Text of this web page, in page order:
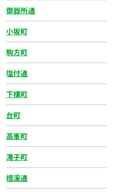
御器所通
小坂町
駒方町
塩付通
下構町
台町
高峯町
滝子町
檀溪通